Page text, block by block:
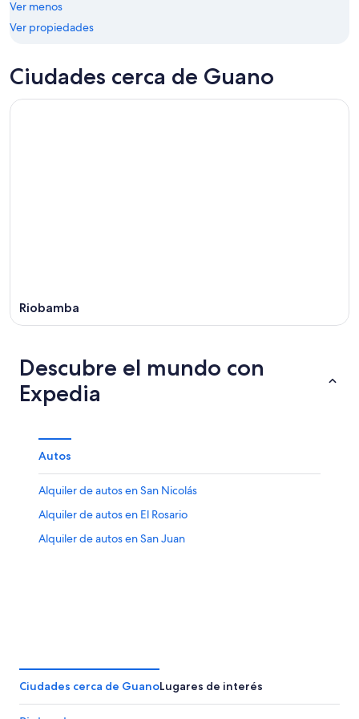
9
ago
Ver menos
Ver propiedades
Ciudades cerca de Guano
Riobamba
Descubre el mundo con
Expedia
Autos
Alquiler de autos en San Nicolás
Alquiler de autos en El Rosario
Alquiler de autos en San Juan
Ciudades cerca de GuanoLugares de interés